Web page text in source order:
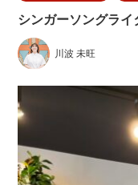
シンガーソングライ
川波 未旺